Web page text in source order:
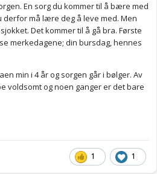
En sorg du kommer til å bære med
derfor må lære deg å leve med. Men
Det kommer til å gå bra. Første
merkedagene; din bursdag, hennes
min i 4 år og sorgen går i bølger. Av
voldsomt og noen ganger er det bare
1 1